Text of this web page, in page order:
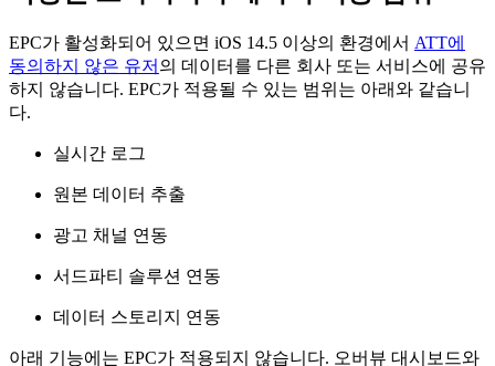
EPC가 활성화되어 있으면 iOS 14.5 이상의 환경에서 ATT에
동의하지 않은 유저 의 데이터를 다른 회사 또는 서비스에 공유
하지 않습니다. EPC가 적용될 수 있는 범위는 아래와 같습니
다.
실시간 로그
원본 데이터 추출
광고 채널 연동
서드파티 솔루션 연동
데이터 스토리지 연동
아래 기능에는 EPC가 적용되지 않습니다. 오버뷰 대시보드와